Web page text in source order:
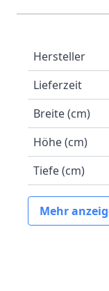
Hersteller
Lieferzeit
Breite (cm)
Höhe (cm)
Tiefe (cm)
Mehr